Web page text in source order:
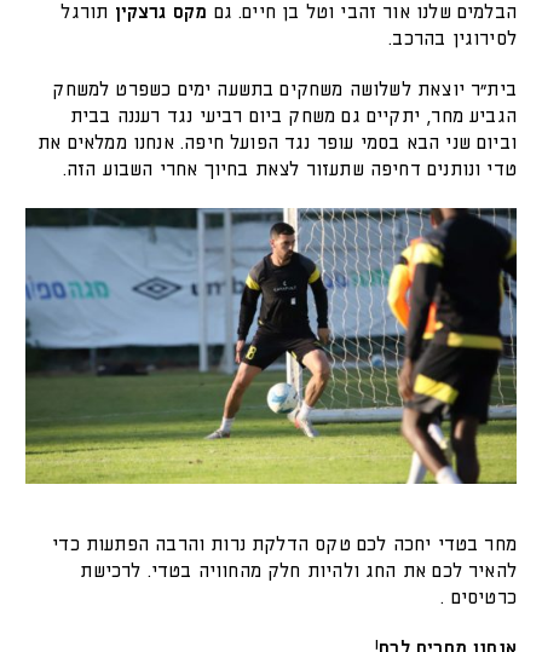
הבלמים שלנו אור זהבי וטל בן חיים. גם מקס גרצקין תורגל
לסירוגין בהרכב.
בית״ר יוצאת לשלושה משחקים בתשעה ימים כשפרט למשחק
הגביע מחר, יתקיים גם משחק ביום רביעי נגד רעננה בבית
וביום שני הבא בסמי עופר נגד הפועל חיפה. אנחנו ממלאים את
טדי ונותנים דחיפה שתעזור לצאת בחיוך אחרי השבוע הזה.
מחר בטדי יחכה לכם טקס הדלקת נרות והרבה הפתעות כדי
להאיר לכם את החג ולהיות חלק מהחוויה בטדי. לרכישת
כרטיסים .